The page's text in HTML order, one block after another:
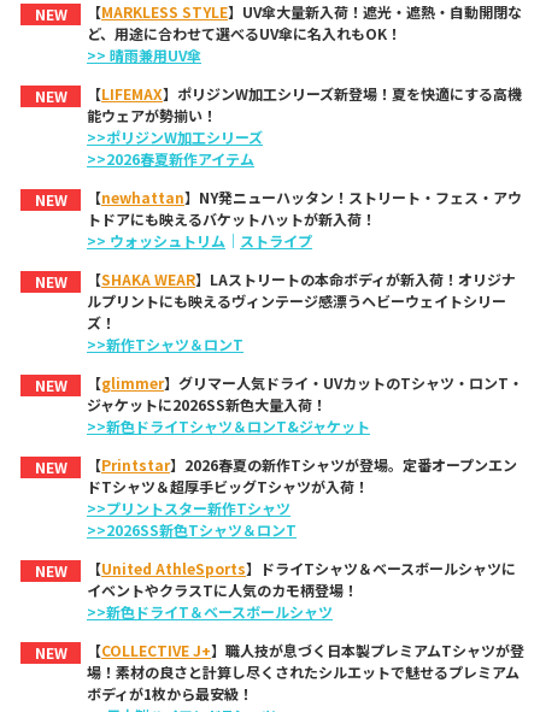
NEW
【MARKLESS STYLE】UV傘大量新入荷！遮光・遮熱・自動開閉な
ど、用途に合わせて選べるUV傘に名入れもOK！
>> 晴雨兼用UV傘
NEW
【LIFEMAX】ポリジンW加工シリーズ新登場！夏を快適にする高機
能ウェアが勢揃い！
>>ポリジンW加工シリーズ
>>2026春夏新作アイテム
NEW
【newhattan】NY発ニューハッタン！ストリート・フェス・アウ
トドアにも映えるバケットハットが新入荷！
>> ウォッシュトリム ｜ ストライプ
NEW
【SHAKA WEAR】LAストリートの本命ボディが新入荷！オリジナ
ルプリントにも映えるヴィンテージ感漂うヘビーウェイトシリー
ズ！
>>新作Tシャツ＆ロンT
NEW
【glimmer】グリマー人気ドライ・UVカットのTシャツ・ロンT・
ジャケットに2026SS新色大量入荷！
>>新色ドライTシャツ＆ロンT&ジャケット
NEW
【Printstar】2026春夏の新作Tシャツが登場。定番オープンエン
ドTシャツ＆超厚手ビッグTシャツが入荷！
>>プリントスター新作Tシャツ
>>2026SS新色Tシャツ＆ロンT
NEW
【United AthleSports】ドライTシャツ＆ベースボールシャツに
イベントやクラスTに人気のカモ柄登場！
>>新色ドライT＆ベースボールシャツ
NEW
【COLLECTIVE J+】職人技が息づく日本製プレミアムTシャツが登
場！素材の良さと計算し尽くされたシルエットで魅せるプレミアム
ボディが1枚から最安級！